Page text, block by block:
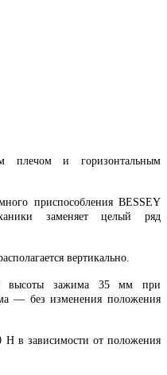
плечом и горизонтальным
приспособления BESSEY
заменяет целый ряд
вертикально.
высоты зажима 35 мм при
— без изменения положения
Н в зависимости от положения